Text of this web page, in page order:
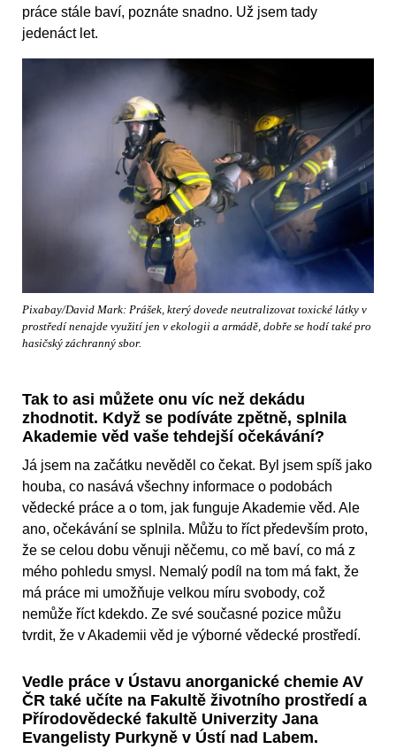
práce stále baví, poznáte snadno. Už jsem tady
jedenáct let.
Pixabay/David Mark: Prášek, který dovede neutralizovat toxické látky v
prostředí nenajde využití jen v ekologii a armádě, dobře se hodí také pro
hasičský záchranný sbor.
Tak to asi můžete onu víc než dekádu
zhodnotit. Když se podíváte zpětně, splnila
Akademie věd vaše tehdejší očekávání?
Já jsem na začátku nevěděl co čekat. Byl jsem spíš jako
houba, co nasává všechny informace o podobách
vědecké práce a o tom, jak funguje Akademie věd. Ale
ano, očekávání se splnila. Můžu to říct především proto,
že se celou dobu věnuji něčemu, co mě baví, co má z
mého pohledu smysl. Nemalý podíl na tom má fakt, že
má práce mi umožňuje velkou míru svobody, což
nemůže říct kdekdo. Ze své současné pozice můžu
tvrdit, že v Akademii věd je výborné vědecké prostředí.
Vedle práce v Ústavu anorganické chemie AV
ČR také učíte na Fakultě životního prostředí a
Přírodovědecké fakultě Univerzity Jana
Evangelisty Purkyně v Ústí nad Labem.